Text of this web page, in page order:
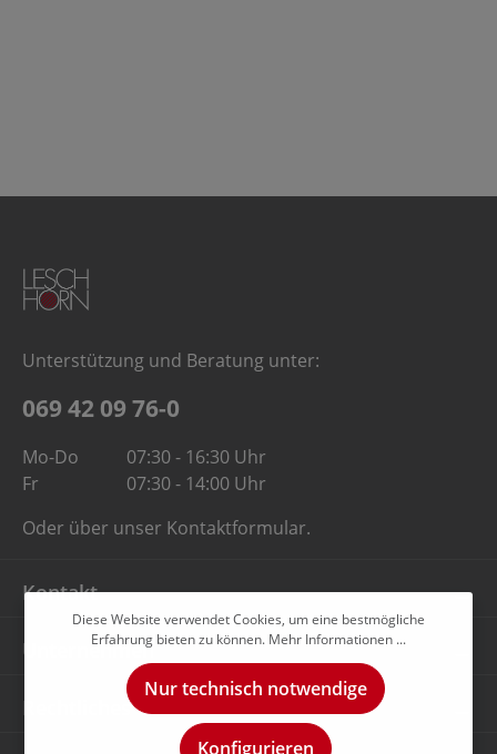
Unterstützung und Beratung unter:
069 42 09 76-0
Mo-Do
07:30 - 16:30 Uhr
Fr
07:30 - 14:00 Uhr
Oder über unser Kontaktformular.
Kontakt
Unternehmen
Rechtliches
Diese Website verwendet Cookies, um eine bestmögliche
Erfahrung bieten zu können. Mehr Informationen ...
Nur technisch notwendige
Konfigurieren